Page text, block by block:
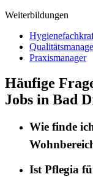
Weiterbildungen
Praxismanager
Häufige
Jobs in Bad
Wie finde
Ist Pflegia